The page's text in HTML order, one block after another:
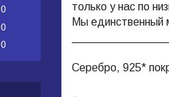
только у нас по
Мы единственный
Серебро, 925*